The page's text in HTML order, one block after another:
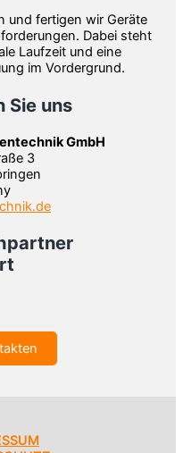
und fertigen wir Geräte
Dabei steht
Laufzeit und eine
im Vordergrund.
Sie uns
GmbH
3